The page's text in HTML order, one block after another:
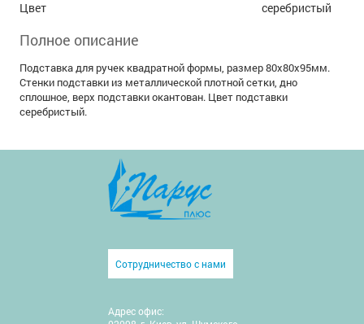
Цвет
серебристый
Полное описание
Подставка для ручек квадратной формы, размер 80x80x95мм.
Стенки подставки из металлической плотной сетки, дно
сплошное, верх подставки окантован. Цвет подставки
серебристый.
Сотрудничество с нами
Адрес офис: